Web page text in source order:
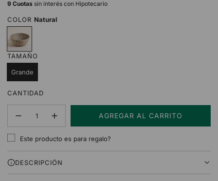
9 Cuotas sin interés con Hipotecario
COLOR Natural
a
t
u
r
a
l
TAMAÑO
Grande
CANTIDAD
AGREGAR AL CARRITO
C
G
N
Este producto es para regalo?
DESCRIPCIÓN